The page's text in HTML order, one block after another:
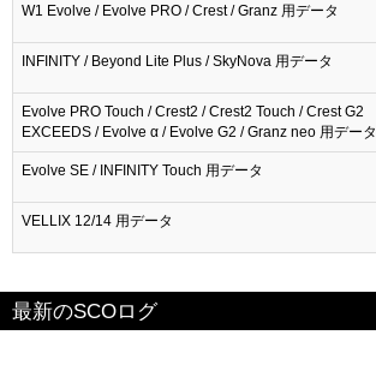
W1 Evolve / Evolve PRO / Crest / Granz 用データ
INFINITY / Beyond Lite Plus / SkyNova 用データ
Evolve PRO Touch / Crest2 / Crest2 Touch / Crest G2
EXCEEDS / Evolve α / Evolve G2 / Granz neo 用データ
Evolve SE / INFINITY Touch 用データ
VELLIX 12/14 用データ
最新のSCOログ